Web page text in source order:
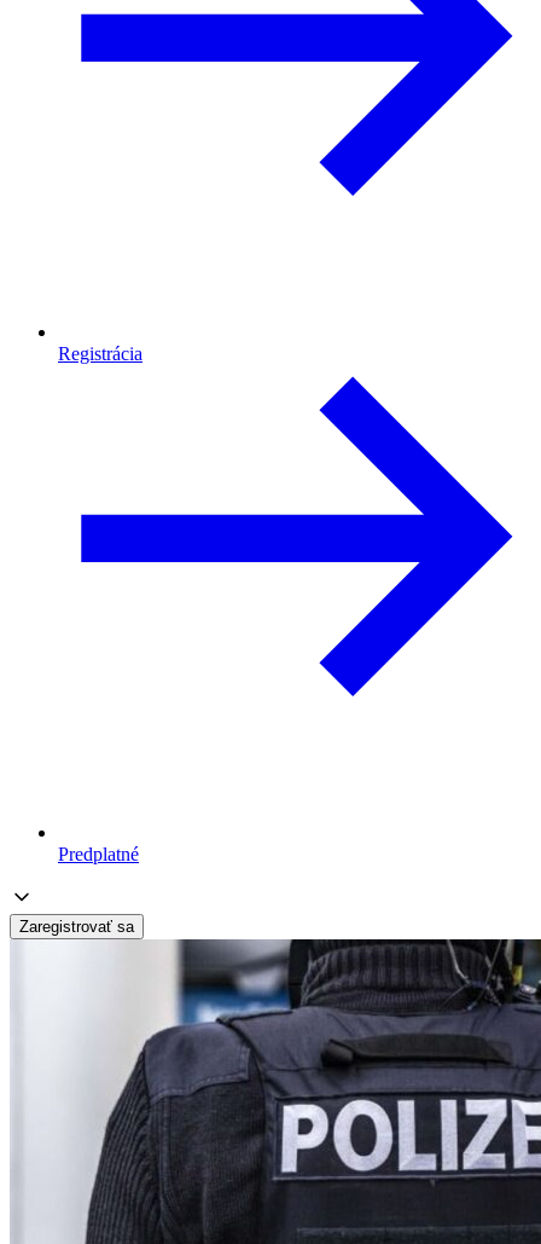
Registrácia
Predplatné
Zaregistrovať sa